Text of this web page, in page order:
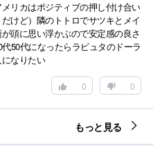
リカはポジティブの押し付け合い
けど）隣のトトロでサツキとメイ
頭に思い浮かぶので安定感の良さ
50代になったらラピュタのドーラ
なりたい
0
0
もっと見る